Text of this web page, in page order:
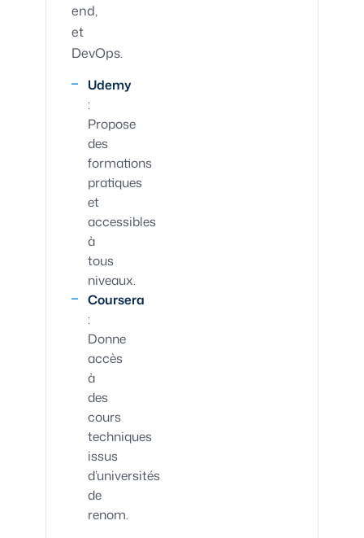
end,
et
DevOps.
Udemy
:
Propose
des
formations
pratiques
et
accessibles
à
tous
niveaux.
Coursera
:
Donne
accès
à
des
cours
techniques
issus
d’universités
de
renom.